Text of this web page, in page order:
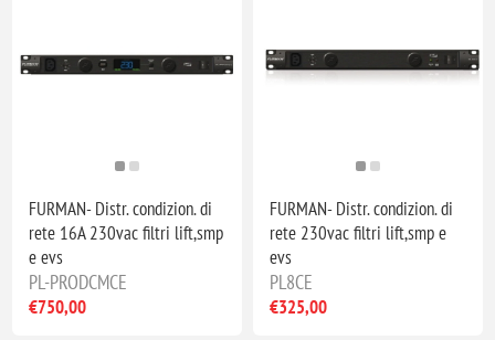
FURMAN- Distr. condizion. di
rete 16A 230vac filtri lift,smp
e evs
PL-PRODCMCE
€750,00
FURMAN- Distr. condizion. di
rete 230vac filtri lift,smp e
evs
PL8CE
€325,00